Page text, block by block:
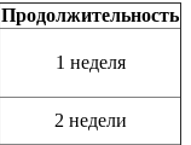
Продолжительность
1 неделя
2 недели